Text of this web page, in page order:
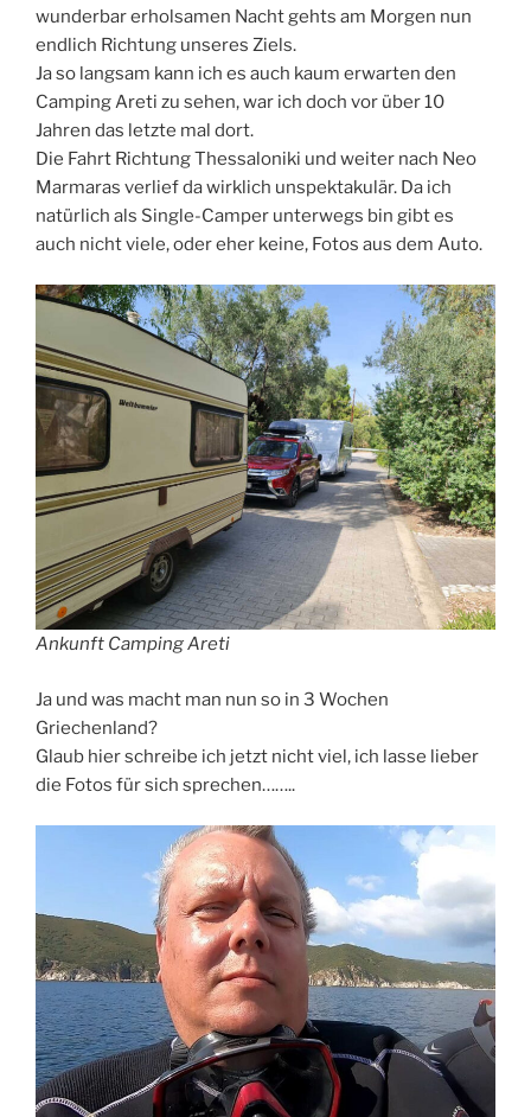
wunderbar erholsamen Nacht gehts am Morgen nun
endlich Richtung unseres Ziels.
Ja so langsam kann ich es auch kaum erwarten den
Camping Areti zu sehen, war ich doch vor über 10
Jahren das letzte mal dort.
Die Fahrt Richtung Thessaloniki und weiter nach Neo
Marmaras verlief da wirklich unspektakulär. Da ich
natürlich als Single-Camper unterwegs bin gibt es
auch nicht viele, oder eher keine, Fotos aus dem Auto.
Ankunft Camping Areti
Ja und was macht man nun so in 3 Wochen
Griechenland?
Glaub hier schreibe ich jetzt nicht viel, ich lasse lieber
die Fotos für sich sprechen……..